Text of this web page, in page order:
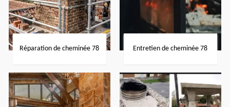
Réparation de cheminée 78 Entretien de cheminée 78